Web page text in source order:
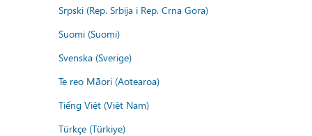
Srpski (Rep. Srbija i Rep. Crna Gora)
Suomi (Suomi)
Svenska (Sverige)
Te reo Māori (Aotearoa)
Tiếng Việt (Việt Nam)
Türkçe (Türkiye)